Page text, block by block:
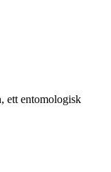
ett entomologisk